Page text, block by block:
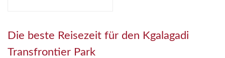
Die beste Reisezeit für den Kgalagadi
Transfrontier Park